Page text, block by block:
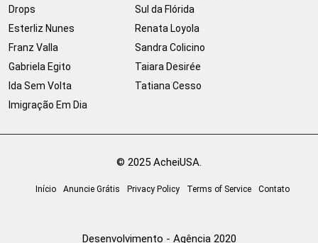
Drops
Esterliz Nunes
Franz Valla
Gabriela Egito
Ida Sem Volta
Imigração Em Dia
Sul da Flórida
Renata Loyola
Sandra Colicino
Taiara Desirée
Tatiana Cesso
© 2025 AcheiUSA.
Início Anuncie Grátis Privacy Policy Terms of Service Contato
Desenvolvimento - Agência 2020